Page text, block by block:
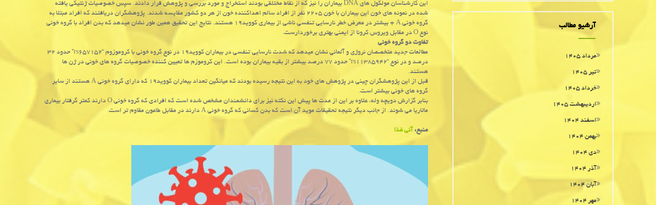
این کارشناسان مولکول های DNA بیماران را نیز که از نقاط مختلقی بودند استخراج و مورد بررسی و پژوهش قرار دادند. سپس خصوصیات ژنتیکی یافته
شده در نمونه های خون این بیماران با خون ۲۲۰۵ نفر از افراد سالم اهداکننده خون از هر دو کشور مقایسه شدند. پژوهشگران دریافتند که افراد مبتلا به
گروه خونی A + بیشتر در معرض خطر نارسایی تنفسی ناشی از بیماری کووید۱۹ هستند. نتایج این تحقیق همین طور نشان میدهد که بدن افراد با گروه خونی
نوع O در مقابل ویروس کرونا از ایمنی بهتری برخوردارست.
تفاوت دو گروه خونی
مطالعات جدید متخصصان نروژی و آلمانی نشان میدهد که شدت نارسایی تنفسی در بیماران کووید۱۹ در نوع گروه خونی با کروموزوم “rs۶۵۷۱۵۲” حدود ۳۲
درصد و در نوع “rs۱۱۳۸۵۹۴۲” حدود ۷۷ درصد بیشتر از بقیه بیماران بوده است. این کروموزم ها تعیین کننده خصوصیات گروه های خونی در ژن ها
هستند.
قبل از این پژوهشگران چینی در پژوهش های خود به این نتیجه رسیده بودند که میانگین تعداد بیماران کووید۱۹ که دارای گروه خونی A هستند از سایر
گروه های خونی بیشتر است.
بنابر گزارش دویچه وله، علاوه بر این از مدت ها پیش این نکته نیز برای دانشمندان مشخص شده است که افرادی که گروه خونی O دارند کمتر گرفتار بیماری
مالاریا می شوند. از جانب دیگر نتیجه تحقیقات موید آن است که بدن کسانی که گروه خونی A دارند در مقابل طاعون مقاوم تر است.
منبع: آنی غذا
آرشیو مطالب
مرداد ۱۴۰۵
تیر ۱۴۰۵
خرداد ۱۴۰۵
اردیبهشت ۱۴۰۵
اسفند ۱۴۰۴
بهمن ۱۴۰۴
دی ۱۴۰۴
آذر ۱۴۰۴
آبان ۱۴۰۴
مهر ۱۴۰۴